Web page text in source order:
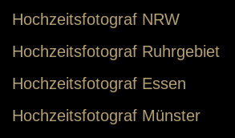
Hochzeitsfotograf NRW
Hochzeitsfotograf Ruhrgebiet
Hochzeitsfotograf Essen
Hochzeitsfotograf Münster